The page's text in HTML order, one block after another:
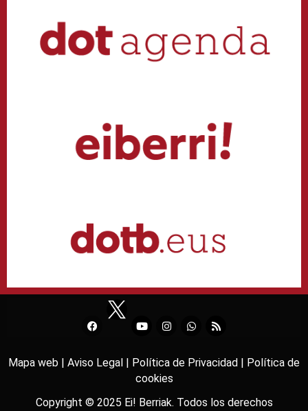
Mapa web | Aviso Legal | Política de Privacidad |
Política de
cookies
Copyright © 2025 Ei! Berriak. Todos los derechos